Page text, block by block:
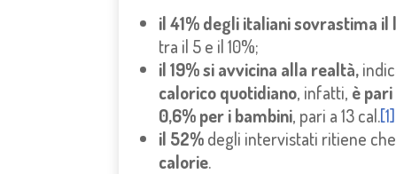
il 41% degli italiani sovrastima
tra il 5 e il 10%;
il 19% si avvicina alla realtà,
calorico quotidiano, infatti, è
0,6% per i bambini, pari a 13 cal.[1]
il 52%degli intervistati ritiene che
calorie.